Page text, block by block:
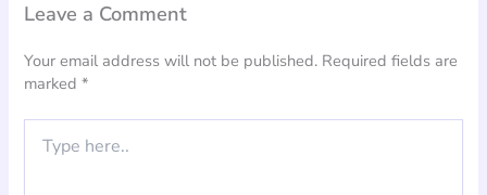
Leave a Comment
Your email address will not be published. Required fields are
marked*
here..